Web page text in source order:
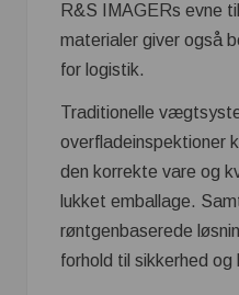
R&S IMAGERs evne
materialer giver også
for logistik.
Traditionelle
overfladeinspektioner
den korrekte vare og
lukket emballage.
røntgenbaserede
forhold til sikkerhed og